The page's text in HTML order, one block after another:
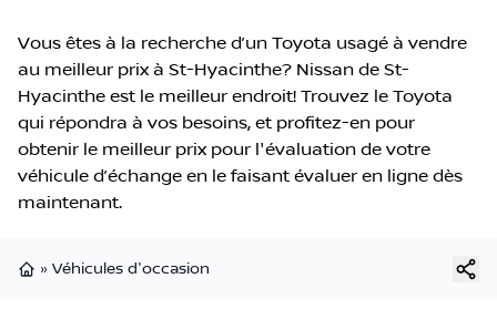
Vous êtes à la recherche d’un Toyota usagé à vendre
au meilleur prix à St-Hyacinthe? Nissan de St-
Hyacinthe est le meilleur endroit! Trouvez le Toyota
qui répondra à vos besoins, et profitez-en pour
obtenir le meilleur prix pour l'évaluation de votre
véhicule d’échange en le faisant évaluer en ligne dès
maintenant.
» Véhicules d'occasion